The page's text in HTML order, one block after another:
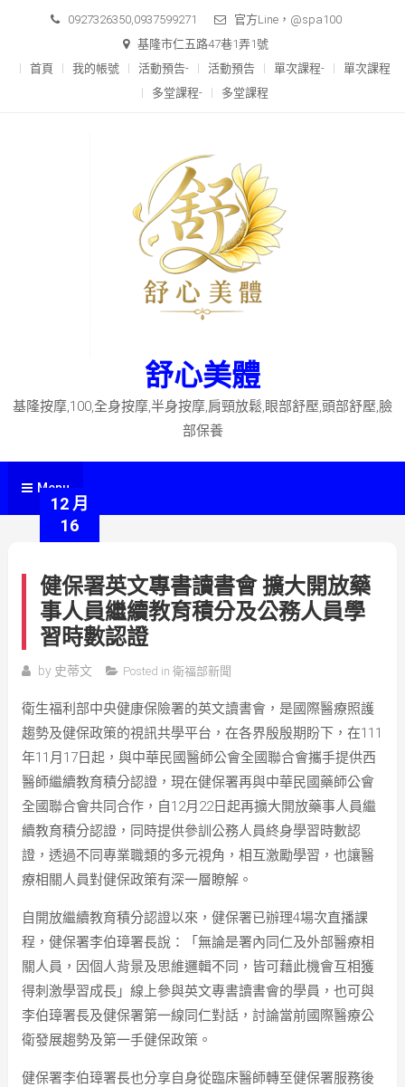
content
0927326350,0937599271
官方Line，@spa100
基隆市仁五路47巷1弄1號
首頁
我的帳號 活動預告- 活動預告 單次課程-
單次課程
多堂課程-
多堂課程
舒心美體
基隆按摩,100,全身按摩,半身按摩,肩頸放鬆,眼部舒壓,頭部舒壓,臉
部保養
Menu
12 月
16
健保署英文專書讀書會 擴大開放藥
事人員繼續教育積分及公務人員學
習時數認證
by 史蒂文 Posted in 衛福部新聞
衛生福利部中央健康保險署的英文讀書會，是國際醫療照護
趨勢及健保政策的視訊共學平台，在各界殷殷期盼下，在111
年11月17日起，與中華民國醫師公會全國聯合會攜手提供西
醫師繼續教育積分認證，現在健保署再與中華民國藥師公會
全國聯合會共同合作，自12月22日起再擴大開放藥事人員繼
續教育積分認證，同時提供參訓公務人員終身學習時數認
證，透過不同專業職類的多元視角，相互激勵學習，也讓醫
療相關人員對健保政策有深一層瞭解。
自開放繼續教育積分認證以來，健保署已辦理4場次直播課
程，健保署李伯璋署長說：「無論是署內同仁及外部醫療相
關人員，因個人背景及思維邏輯不同，皆可藉此機會互相獲
得刺激學習成長」線上參與英文專書讀書會的學員，也可與
李伯璋署長及健保署第一線同仁對話，討論當前國際醫療公
衛發展趨勢及第一手健保政策。
健保署李伯璋署長也分享自身從臨床醫師轉至健保署服務後